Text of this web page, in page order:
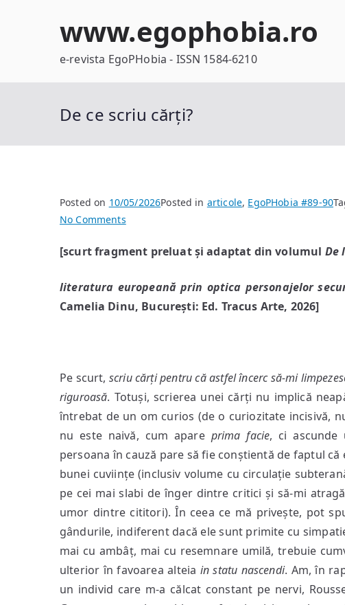
www.egophobia.ro
e-revista EgoPHobia - ISSN 1584-6210
De ce scriu cărți?
Posted on 10/05/2026Posted in articole, EgoPHobia #89-90
No Commentson
ce
cărți?
[scurt fragment preluat și adaptat din volumul De
literatura europeană prin optica personajelor
Camelia Dinu, București: Ed. Tracus Arte, 2026]
Pe scurt, scriu cărți pentru că astfel încerc să-mi
riguroasă. Totuși, scrierea unei cărți nu implică
întrebat de un om curios (de o curiozitate incisivă,
nu este naivă, cum apare prima facie, ci ascunde
persoana în cauză pare să fie conștientă de faptul
bunei cuviințe (inclusiv volume cu circulație
pe cei mai slabi de înger dintre critici și să-mi
umor dintre cititori). În ceea ce mă privește, pot
gândurile, indiferent dacă ele sunt primite cu
mai cu ambâț, mai cu resemnare umilă, trebuie
ulterior în favoarea alteia in statu nascendi. Am, în
un individ care m-a călcat constant pe nervi,